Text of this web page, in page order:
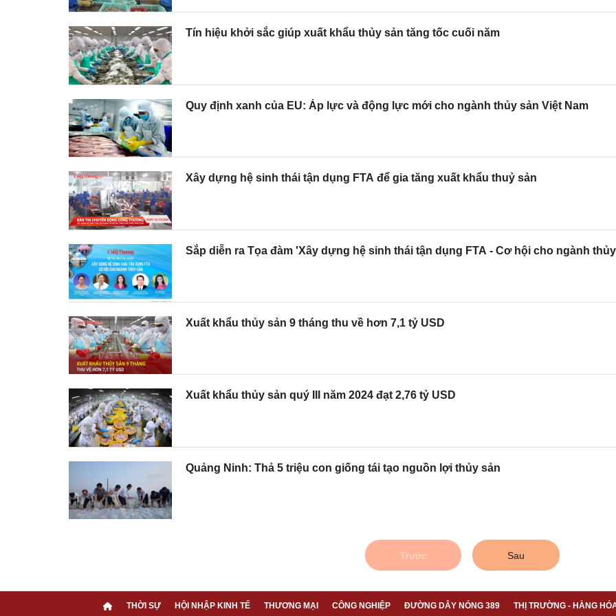
Tín hiệu khởi sắc giúp xuất khẩu thủy sản tăng tốc cuối năm
Quy định xanh của EU: Áp lực và động lực mới cho ngành thủy sản Việt Nam
Xây dựng hệ sinh thái tận dụng FTA để gia tăng xuất khẩu thuỷ sản
Sắp diễn ra Tọa đàm 'Xây dựng hệ sinh thái tận dụng FTA - Cơ hội cho ngành
Xuất khẩu thủy sản 9 tháng thu về hơn 7,1 tỷ USD
Xuất khẩu thủy sản quý III năm 2024 đạt 2,76 tỷ USD
Quảng Ninh: Thả 5 triệu con giống tái tạo nguồn lợi thủy sản
Trước Sau
THỜI SỰ HỘI NHẬP KINH TẾ THƯƠNG MẠI CÔNG NGHIỆP ĐƯỜNG DÂY NÓNG 389 THỊ TRƯỜNG - HÀNG